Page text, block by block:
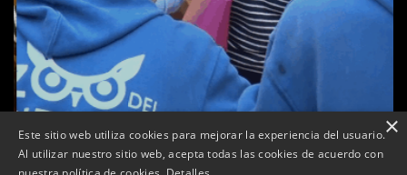
×
Este sitio web utiliza cookies para mejorar la experiencia del usuario.
Al utilizar nuestro sitio web, acepta todas las cookies de acuerdo con